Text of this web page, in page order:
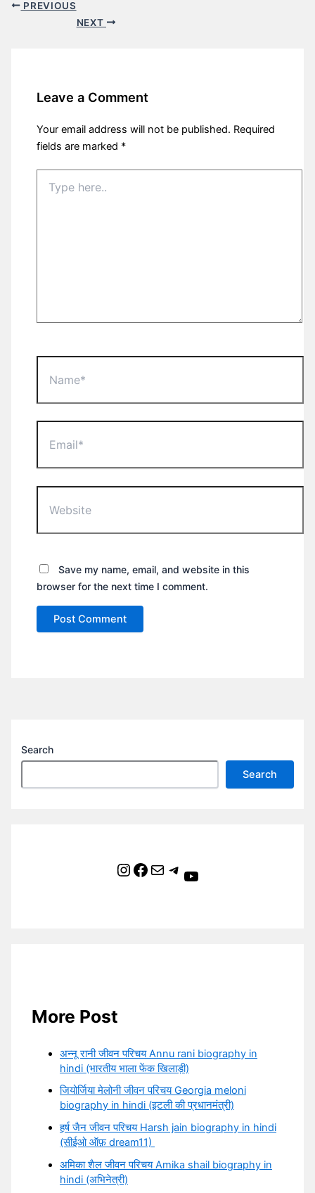
PREVIOUS
NEXT
Leave a Comment
Your email address will not be published. Required
fields are marked *
here..
Save my name, email, and website in this
browser for the next time I comment.
Search
Search
Instagram Facebook Mail Telegram YouTube
More Post
अन्नू रानी जीवन परिचय Annu rani biography in
hindi (भारतीय भाला फेंक खिलाड़ी)
जियोर्जिया मेलोनी जीवन परिचय Georgia meloni
biography in hindi (इटली की प्रधानमंत्री)
हर्ष जैन जीवन परिचय Harsh jain biography in hindi
(सीईओ ऑफ़ dream11)
अमिका शैल जीवन परिचय Amika shail biography in
hindi (अभिनेत्री)